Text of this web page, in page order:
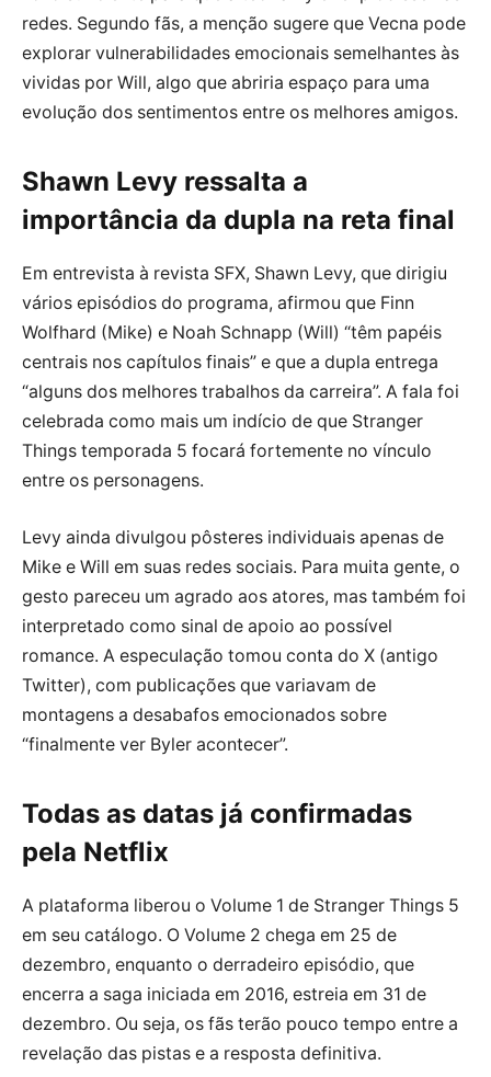
redes. Segundo fãs, a menção sugere que Vecna pode
explorar vulnerabilidades emocionais semelhantes às
vividas por Will, algo que abriria espaço para uma
evolução dos sentimentos entre os melhores amigos.
Shawn Levy ressalta a
importância da dupla na reta final
Em entrevista à revista SFX, Shawn Levy, que dirigiu
vários episódios do programa, afirmou que Finn
Wolfhard (Mike) e Noah Schnapp (Will) “têm papéis
centrais nos capítulos finais” e que a dupla entrega
“alguns dos melhores trabalhos da carreira”. A fala foi
celebrada como mais um indício de que Stranger
Things temporada 5 focará fortemente no vínculo
entre os personagens.
Levy ainda divulgou pôsteres individuais apenas de
Mike e Will em suas redes sociais. Para muita gente, o
gesto pareceu um agrado aos atores, mas também foi
interpretado como sinal de apoio ao possível
romance. A especulação tomou conta do X (antigo
Twitter), com publicações que variavam de
montagens a desabafos emocionados sobre
“finalmente ver Byler acontecer”.
Todas as datas já confirmadas
pela Netflix
A plataforma liberou o Volume 1 de Stranger Things 5
em seu catálogo. O Volume 2 chega em 25 de
dezembro, enquanto o derradeiro episódio, que
encerra a saga iniciada em 2016, estreia em 31 de
dezembro. Ou seja, os fãs terão pouco tempo entre a
revelação das pistas e a resposta definitiva.